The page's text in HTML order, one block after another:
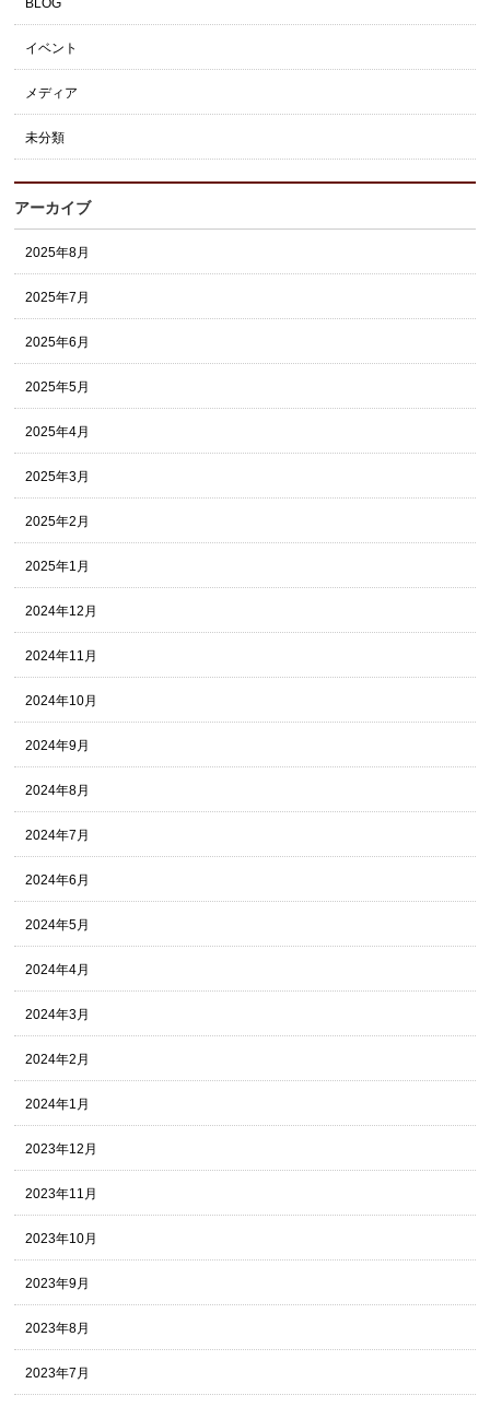
BLOG
イベント
メディア
未分類
アーカイブ
2025年8月
2025年7月
2025年6月
2025年5月
2025年4月
2025年3月
2025年2月
2025年1月
2024年12月
2024年11月
2024年10月
2024年9月
2024年8月
2024年7月
2024年6月
2024年5月
2024年4月
2024年3月
2024年2月
2024年1月
2023年12月
2023年11月
2023年10月
2023年9月
2023年8月
2023年7月